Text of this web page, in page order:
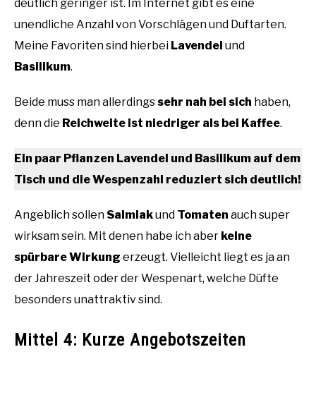
deutlich geringer ist. Im Internet gibt es eine
unendliche Anzahl von Vorschlägen und Duftarten.
Meine Favoriten sind hierbei Lavendel und
Basilikum.
Beide muss man allerdingssehr nah bei sich haben,
denn die Reichweite ist niedriger als bei Kaffee.
Ein paar Pflanzen Lavendel und Basilikum auf dem
Tisch und die Wespenzahl reduziert sich deutlich!
Angeblich sollen Salmiakund Tomaten auch super
wirksam sein. Mit denen habe ich aber keine
spürbare Wirkung erzeugt. Vielleicht liegt es ja an
der Jahreszeit oder der Wespenart, welche Düfte
besonders unattraktiv sind.
Mittel 4: Kurze Angebotszeiten